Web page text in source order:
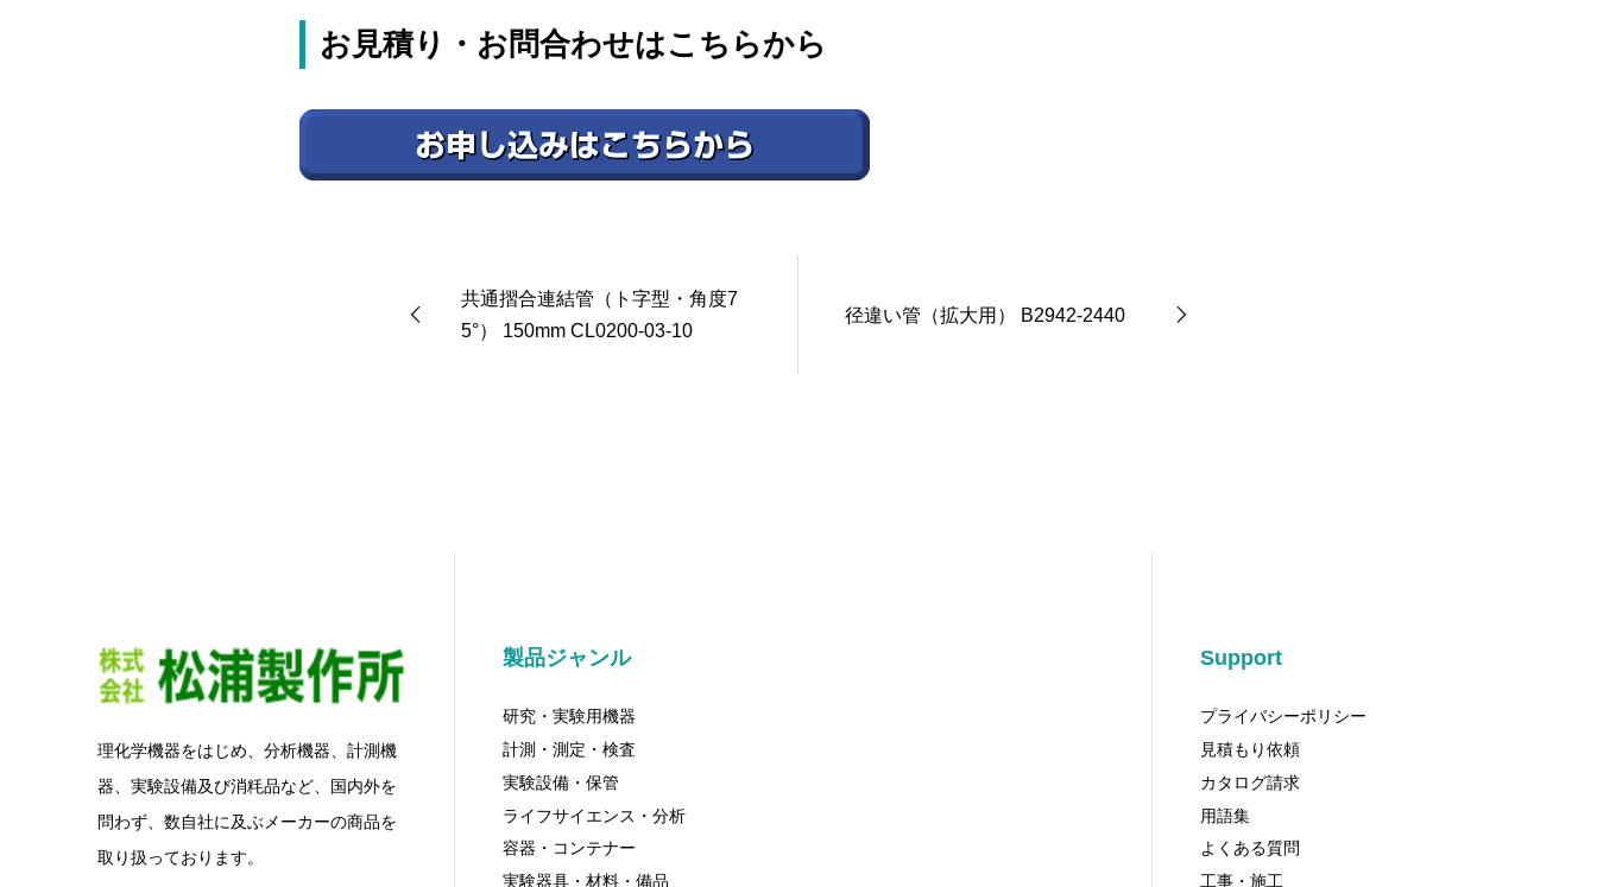
お見積り・お問合わせはこちらから
共通摺合連結管（ト字型・角度7
5°） 150mm CL0200-03-10
径違い管（拡大用） B2942-2440
理化学機器をはじめ、分析機器、計測機
器、実験設備及び消粍品など、国内外を
問わず、数自社に及ぶメーカーの商品を
取り扱っております。
製品ジャンル
研究・実験用機器
計測・測定・検査
実験設備・保管
ライフサイエンス・分析
容器・コンテナー
実験器具・材料・備品
Support
プライバシーポリシー
見積もり依頼
カタログ請求
用語集
よくある質問
工事・施工